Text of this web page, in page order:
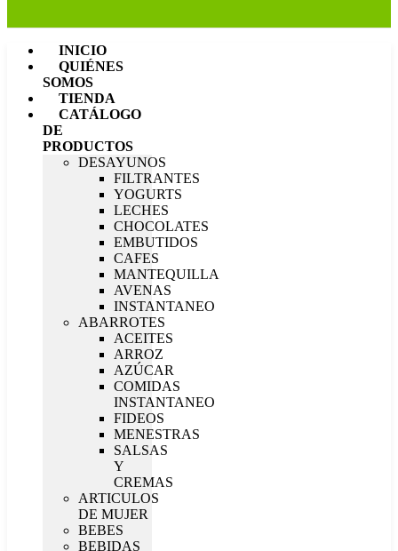
INICIO
QUIÉNES
SOMOS
TIENDA
CATÁLOGO
DE
PRODUCTOS
DESAYUNOS
FILTRANTES
YOGURTS
LECHES
CHOCOLATES
EMBUTIDOS
CAFES
MANTEQUILLA
AVENAS
INSTANTANEO
ABARROTES
ACEITES
ARROZ
AZÚCAR
COMIDAS
INSTANTANEO
FIDEOS
MENESTRAS
SALSAS
Y
CREMAS
ARTICULOS
DE MUJER
BEBES
BEBIDAS